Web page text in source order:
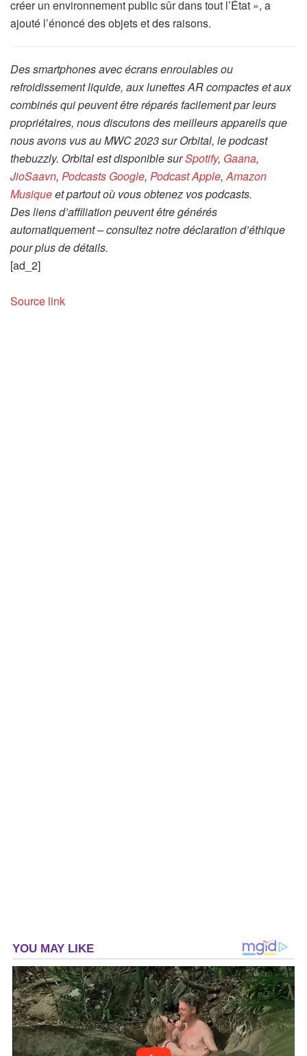
créer un environnement public sûr dans tout l’État », a
ajouté l’énoncé des objets et des raisons.
Des smartphones avec écrans enroulables ou
refroidissement liquide, aux lunettes AR compactes et aux
combinés qui peuvent être réparés facilement par leurs
propriétaires, nous discutons des meilleurs appareils que
nous avons vus au MWC 2023 sur Orbital, le podcast
thebuzzly. Orbital est disponible surSpotify, Gaana,
JioSaavn, Podcasts Google, Podcast Apple,Amazon
Musiqueet partout où vous obtenez vos podcasts.
Des liens d’affiliation peuvent être générés
automatiquement – consultez notre déclaration d’éthique
pour plus de détails.
[ad_2]
Source link